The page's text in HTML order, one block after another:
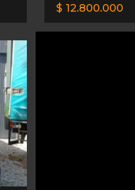
$ 12.800.000